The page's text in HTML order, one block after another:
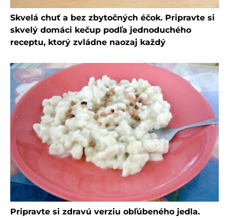
Skvelá chuť a bez zbytočných éčok. Pripravte si
skvelý domáci kečup podľa jednoduchého
receptu, ktorý zvládne naozaj každý
Pripravte si zdravú verziu obľúbeného jedla.